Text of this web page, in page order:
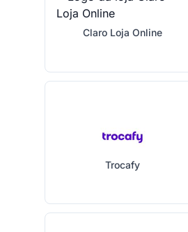
Claro Loja Online
Trocafy